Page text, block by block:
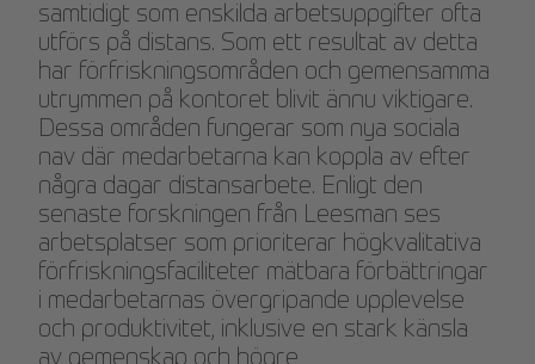
samtidigt som enskilda arbetsuppgifter ofta
utförs på distans. Som ett resultat av detta
har förfriskningsområden och gemensamma
utrymmen på kontoret blivit ännu viktigare.
Dessa områden fungerar som nya sociala
nav där medarbetarna kan koppla av efter
några dagar distansarbete. Enligt den
senaste forskningen från Leesman ses
arbetsplatser som prioriterar högkvalitativa
förfriskningsfaciliteter mätbara förbättringar
i medarbetarnas övergripande upplevelse
och produktivitet, inklusive en stark känsla
av gemenskap och högre